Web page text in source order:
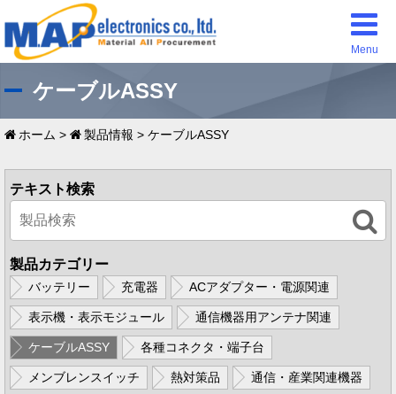
Menu
ケーブルASSY
ホーム > 製品情報 > ケーブルASSY
テキスト検索
製品カテゴリー
バッテリー 充電器 ACアダプター・電源関連
表示機・表示モジュール 通信機器用アンテナ関連
ケーブルASSY 各種コネクタ・端子台
メンブレンスイッチ 熱対策品 通信・産業関連機器